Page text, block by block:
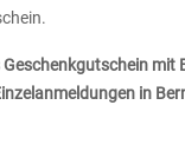
mit
in